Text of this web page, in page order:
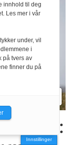
8047:
Innstillinger
innhold til deg
Les mer i vår
under, vil
i
på tvers av
finner du på